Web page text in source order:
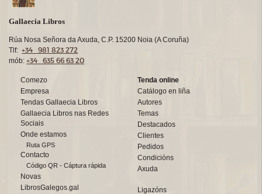
Gallaecia Libros
Rúa Nosa Señora da Axuda, C.P. 15200 Noia (A Coruña)
Tlf: +34 981 823 272
mób: +34 635 66 63 20
Comezo
Empresa
Tendas Gallaecia Libros
Gallaecia Libros nas Redes
Sociais
Onde estamos
Ruta GPS
Contacto
Código QR - Cáptura rápida
Novas
LibrosGalegos.gal
Tenda online
Catálogo en liña
Autores
Temas
Destacados
Clientes
Pedidos
Condicións
Axuda
Ligazóns